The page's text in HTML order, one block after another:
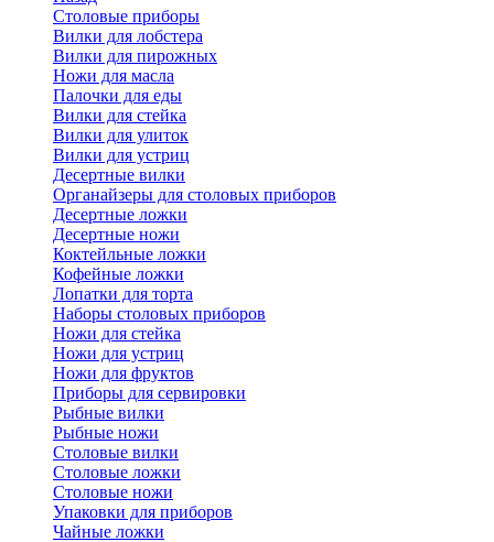
Cтоловые приборы
Вилки для лобстера
Вилки для пирожных
Ножи для масла
Палочки для еды
Вилки для стейка
Вилки для улиток
Вилки для устриц
Десертные вилки
Органайзеры для столовых приборов
Десертные ложки
Десертные ножи
Коктейльные ложки
Кофейные ложки
Лопатки для торта
Наборы столовых приборов
Ножи для стейка
Ножи для устриц
Ножи для фруктов
Приборы для сервировки
Рыбные вилки
Рыбные ножи
Столовые вилки
Столовые ложки
Столовые ножи
Упаковки для приборов
Чайные ложки